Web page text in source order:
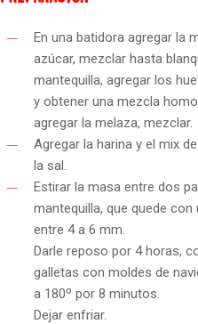
En una batidora agregar la
azúcar, mezclar hasta
mantequilla, agregar los
y obtener una mezcla
agregar la melaza, mezclar.
Agregar la harina y el mix
la sal.
Estirar la masa entre dos
mantequilla, que quede
entre 4 a 6 mm.
Darle reposo por 4 horas,
galletas con moldes de
a 180º por 8 minutos.
Dejar enfriar.